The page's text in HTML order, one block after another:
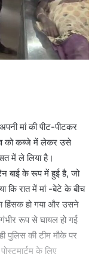
मां की पीट-पीटकर
को कब्जे में लेकर उसे
में ले लिया है।
बाई के रूप में हुई है, जो
कि रात में मां -बेटे के बीच
हिंसक हो गया और उसने
गंभीर रूप से घायल हो गई
पुलिस की टीम मौके पर
के लिए